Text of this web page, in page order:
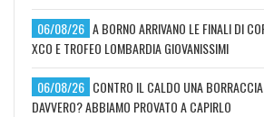
06/08/26 A BORNO ARRIVANO LE FINALI DI
XCO E TROFEO LOMBARDIA GIOVANISSIMI
06/08/26 CONTRO IL CALDO UNA
DAVVERO? ABBIAMO PROVATO A CAPIRLO